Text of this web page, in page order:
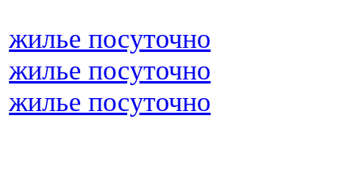
жилье посуточно
жилье посуточно
жилье посуточно